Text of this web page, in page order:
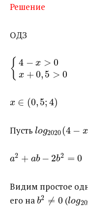
Решение
ОДЗ
{ 4 − x > 0
x + 0, 5 > 0
x ∈ (0, 5; 4)
Пусть ​ log2020(4 − x
a2 + ab − 2b2 = 0
Видим простое
его на ​ b2 ≠ 0 ​ (​log